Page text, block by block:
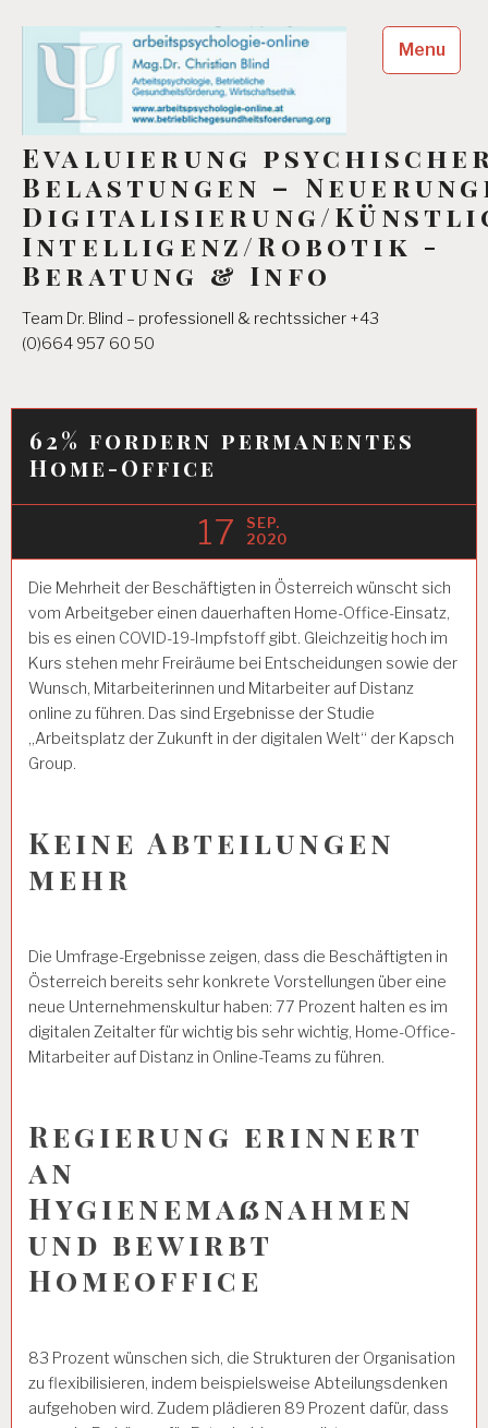
content
Evaluierung
Belastungen –
Digitalisierung/
Intelligenz/Robotik -
Beratung & Info
Team Dr. Blind – professionell & rechtssicher +43
(0)664 957 60 50
Menu
62% fordern permanentes
Home-Office
17
SEP.
2020
Die Mehrheit der Beschäftigten in Österreich wünscht sich
vom Arbeitgeber einen dauerhaften Home-Office-Einsatz,
bis es einen COVID-19-Impfstoff gibt. Gleichzeitig hoch im
Kurs stehen mehr Freiräume bei Entscheidungen sowie der
Wunsch, Mitarbeiterinnen und Mitarbeiter auf Distanz
online zu führen. Das sind Ergebnisse der Studie
„Arbeitsplatz der Zukunft in der digitalen Welt“ der Kapsch
Group.
Keine Abteilungen
mehr
Die Umfrage-Ergebnisse zeigen, dass die Beschäftigten in
Österreich bereits sehr konkrete Vorstellungen über eine
neue Unternehmenskultur haben: 77 Prozent halten es im
digitalen Zeitalter für wichtig bis sehr wichtig, Home-Office-
Mitarbeiter auf Distanz in Online-Teams zu führen.
Regierung erinnert
an
Hygienemaßnahmen
und bewirbt
Homeoffice
83 Prozent wünschen sich, die Strukturen der Organisation
zu flexibilisieren, indem beispielsweise Abteilungsdenken
aufgehoben wird. Zudem plädieren 89 Prozent dafür, dass